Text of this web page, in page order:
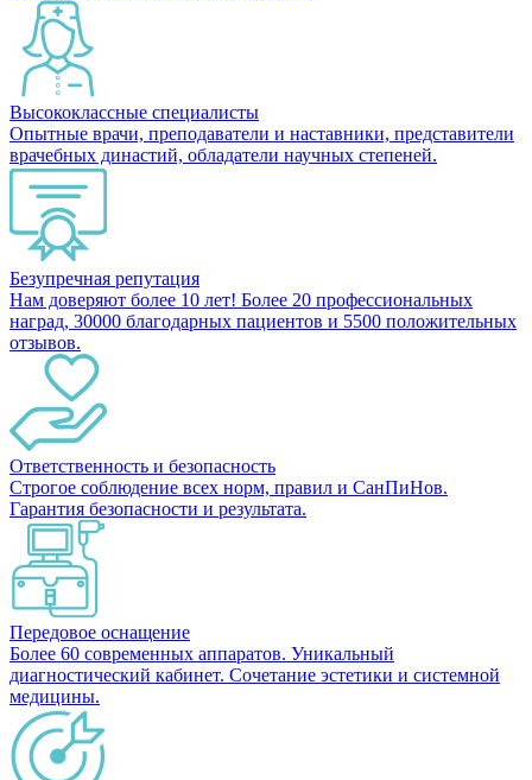
Высококлассные специалисты
Опытные врачи, преподаватели и наставники, представители
врачебных династий, обладатели научных степеней.
Безупречная репутация
Нам доверяют более 10 лет! Более 20 профессиональных
наград, 30000 благодарных пациентов и 5500 положительных
отзывов.
Ответственность и безопасность
Строгое соблюдение всех норм, правил и СанПиНов.
Гарантия безопасности и результата.
Передовое оснащение
Более 60 современных аппаратов. Уникальный
диагностический кабинет. Сочетание эстетики и системной
медицины.